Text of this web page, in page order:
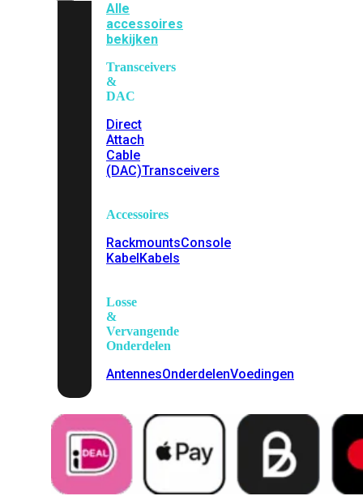
Alle
accessoires
bekijken
Transceivers
&
DAC
Direct
Attach
Cable
(DAC)Transceivers
Accessoires
RackmountsConsole
KabelKabels
Losse
&
Vervangende
Onderdelen
AntennesOnderdelenVoedingen